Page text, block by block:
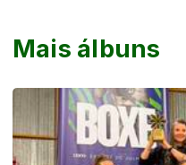
Mais álbuns